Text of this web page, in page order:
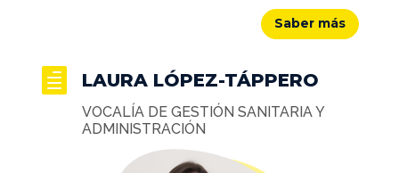
Saber más
 LAURA LÓPEZ-TÁPPERO
VOCALÍA DE GESTIÓN SANITARIA Y
ADMINISTRACIÓN